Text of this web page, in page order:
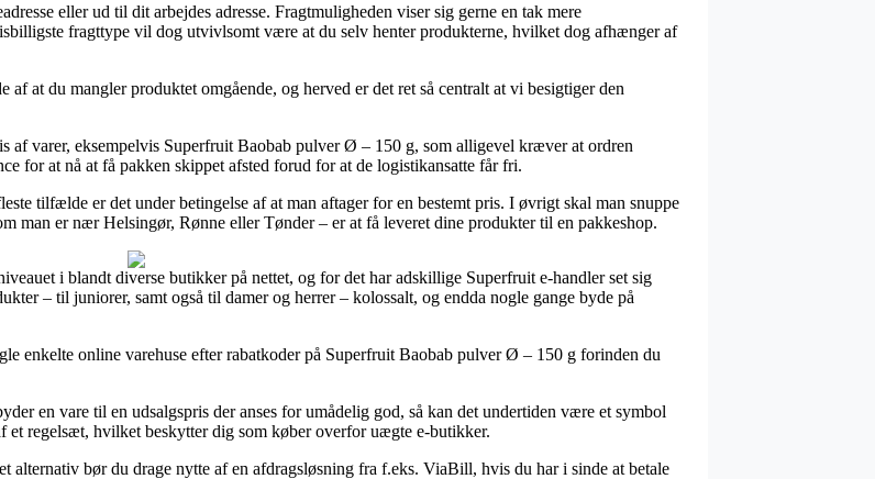
eller ud til dit arbejdes adresse. Fragtmuligheden viser sig gerne en tak mere
fragttype vil dog utvivlsomt være at du selv henter produkterne, hvilket dog afhænger af
at du mangler produktet omgående, og herved er det ret så centralt at vi besigtiger den
af varer, eksempelvis Superfruit Baobab pulver Ø – 150 g, som alligevel kræver at ordren
for at nå at få pakken skippet afsted forud for at de logistikansatte får fri.
tilfælde er det under betingelse af at man aftager for en bestemt pris. I øvrigt skal man snuppe
man er nær Helsingør, Rønne eller Tønder – er at få leveret dine produkter til en pakkeshop.
i blandt diverse butikker på nettet, og for det har adskillige Superfruit e-handler set sig
– til juniorer, samt også til damer og herrer – kolossalt, og endda nogle gange byde på
enkelte online varehuse efter rabatkoder på Superfruit Baobab pulver Ø – 150 g forinden du
en vare til en udsalgspris der anses for umådelig god, så kan det undertiden være et symbol
regelsæt, hvilket beskytter dig som køber overfor uægte e-butikker.
alternativ bør du drage nytte af en afdragsløsning fra f.eks. ViaBill, hvis du har i sinde at betale